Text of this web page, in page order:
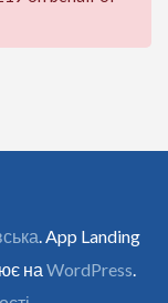
. App Landing
на WordPress